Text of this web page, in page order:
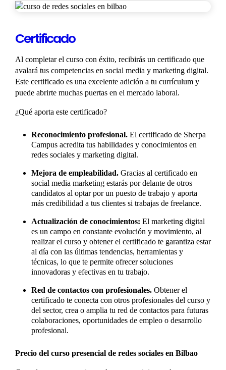
Certificado
Al completar el curso con éxito, recibirás un certificado que
avalará tus competencias en social media y marketing digital.
Este certificado es una excelente adición a tu currículum y
puede abrirte muchas puertas en el mercado laboral.
¿Qué aporta este certificado?
Reconocimiento profesional. El certificado de Sherpa
Campus acredita tus habilidades y conocimientos en
redes sociales y marketing digital.
Mejora de empleabilidad. Gracias al certificado en
social media marketing estarás por delante de otros
candidatos al optar por un puesto de trabajo y aporta
más credibilidad a tus clientes si trabajas de freelance.
Actualización de conocimientos: El marketing digital
es un campo en constante evolución y movimiento, al
realizar el curso y obtener el certificado te garantiza estar
al día con las últimas tendencias, herramientas y
técnicas, lo que te permite ofrecer soluciones
innovadoras y efectivas en tu trabajo.
Red de contactos con profesionales. Obtener el
certificado te conecta con otros profesionales del curso y
del sector, crea o amplia tu red de contactos para futuras
colaboraciones, oportunidades de empleo o desarrollo
profesional.
Precio del curso presencial de redes sociales en Bilbao